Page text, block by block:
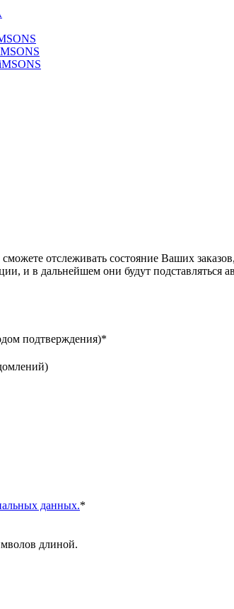
отслеживать состояние Ваших
и в дальнейшем они будут подставляться
подтверждения)*
данных.*
длиной.